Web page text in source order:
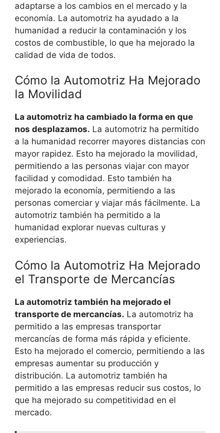
adaptarse a los cambios en el mercado y la
economía. La automotriz ha ayudado a la
humanidad a reducir la contaminación y los
costos de combustible, lo que ha mejorado la
calidad de vida de todos.
Cómo la Automotriz Ha Mejorado
la Movilidad
La automotriz ha cambiado la forma en que
nos desplazamos. La automotriz ha permitido
a la humanidad recorrer mayores distancias con
mayor rapidez. Esto ha mejorado la movilidad,
permitiendo a las personas viajar con mayor
facilidad y comodidad. Esto también ha
mejorado la economía, permitiendo a las
personas comerciar y viajar más fácilmente. La
automotriz también ha permitido a la
humanidad explorar nuevas culturas y
experiencias.
Cómo la Automotriz Ha Mejorado
el Transporte de Mercancías
La automotriz también ha mejorado el
transporte de mercancías. La automotriz ha
permitido a las empresas transportar
mercancías de forma más rápida y eficiente.
Esto ha mejorado el comercio, permitiendo a las
empresas aumentar su producción y
distribución. La automotriz también ha
permitido a las empresas reducir sus costos, lo
que ha mejorado su competitividad en el
mercado.